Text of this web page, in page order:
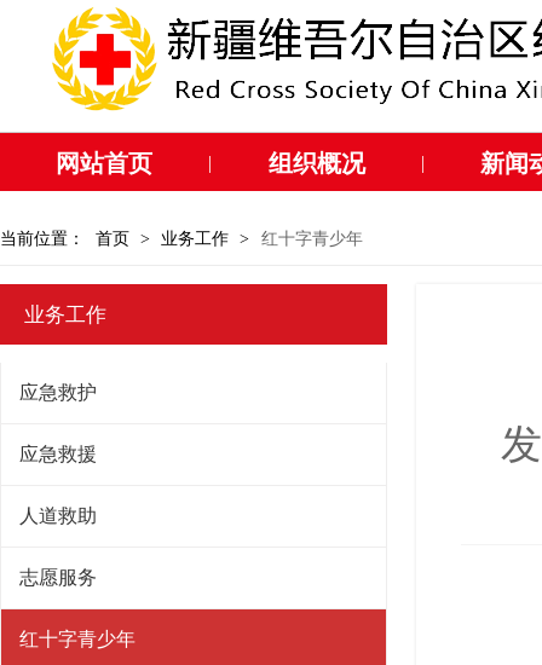
网站首页 | 组织概况 | 新闻
当前位置： 首页 > 业务工作 > 红十字青少年
业务工作
应急救护
应急救援
人道救助
志愿服务
红十字青少年